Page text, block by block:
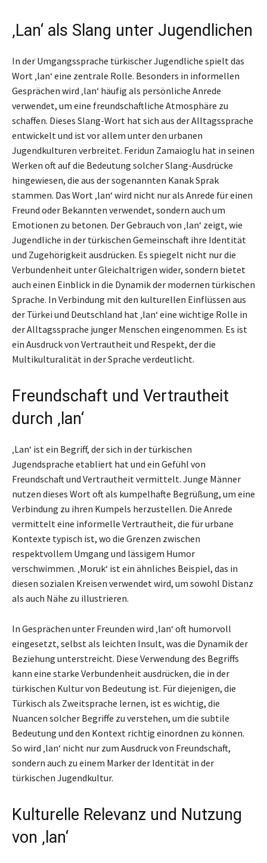
‚Lan‘ als Slang unter Jugendlichen
In der Umgangssprache türkischer Jugendliche spielt das
Wort ‚lan‘ eine zentrale Rolle. Besonders in informellen
Gesprächen wird ‚lan‘ häufig als persönliche Anrede
verwendet, um eine freundschaftliche Atmosphäre zu
schaffen. Dieses Slang-Wort hat sich aus der Alltagssprache
entwickelt und ist vor allem unter den urbanen
Jugendkulturen verbreitet. Feridun Zamaioglu hat in seinen
Werken oft auf die Bedeutung solcher Slang-Ausdrücke
hingewiesen, die aus der sogenannten Kanak Sprak
stammen. Das Wort ‚lan‘ wird nicht nur als Anrede für einen
Freund oder Bekannten verwendet, sondern auch um
Emotionen zu betonen. Der Gebrauch von ‚lan‘ zeigt, wie
Jugendliche in der türkischen Gemeinschaft ihre Identität
und Zugehörigkeit ausdrücken. Es spiegelt nicht nur die
Verbundenheit unter Gleichaltrigen wider, sondern bietet
auch einen Einblick in die Dynamik der modernen türkischen
Sprache. In Verbindung mit den kulturellen Einflüssen aus
der Türkei und Deutschland hat ‚lan‘ eine wichtige Rolle in
der Alltagssprache junger Menschen eingenommen. Es ist
ein Ausdruck von Vertrautheit und Respekt, der die
Multikulturalität in der Sprache verdeutlicht.
Freundschaft und Vertrautheit
durch ‚lan‘
‚Lan‘ ist ein Begriff, der sich in der türkischen
Jugendsprache etabliert hat und ein Gefühl von
Freundschaft und Vertrautheit vermittelt. Junge Männer
nutzen dieses Wort oft als kumpelhafte Begrüßung, um eine
Verbindung zu ihren Kumpels herzustellen. Die Anrede
vermittelt eine informelle Vertrautheit, die für urbane
Kontexte typisch ist, wo die Grenzen zwischen
respektvollem Umgang und lässigem Humor
verschwimmen. ‚Moruk‘ ist ein ähnliches Beispiel, das in
diesen sozialen Kreisen verwendet wird, um sowohl Distanz
als auch Nähe zu illustrieren.
In Gesprächen unter Freunden wird ‚lan‘ oft humorvoll
eingesetzt, selbst als leichten Insult, was die Dynamik der
Beziehung unterstreicht. Diese Verwendung des Begriffs
kann eine starke Verbundenheit ausdrücken, die in der
türkischen Kultur von Bedeutung ist. Für diejenigen, die
Türkisch als Zweitsprache lernen, ist es wichtig, die
Nuancen solcher Begriffe zu verstehen, um die subtile
Bedeutung und den Kontext richtig einordnen zu können.
So wird ‚lan‘ nicht nur zum Ausdruck von Freundschaft,
sondern auch zu einem Marker der Identität in der
türkischen Jugendkultur.
Kulturelle Relevanz und Nutzung
von ‚lan‘